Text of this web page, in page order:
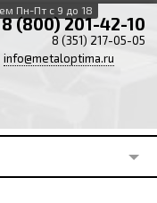
Пн-Пт с 9 до 18
8 (800) 201-42-10
8 (351) 217-05-05
info@metaloptima.ru